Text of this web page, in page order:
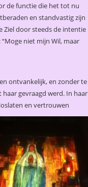
de functie die het tot nu
en standvastig zijn
Ziel door steeds de intentie
niet mijn Wil, maar
ontvankelijk, en zonder te
gevraagd werd. In haar
en vertrouwen